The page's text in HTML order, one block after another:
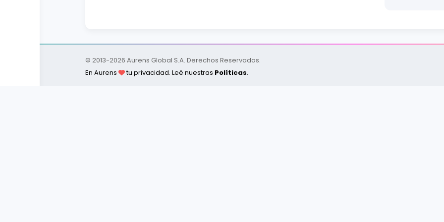
© 2013-2026 Aurens Global S.A. Derechos Reservados.
En Aurens
tu privacidad. Leé nuestras Políticas.